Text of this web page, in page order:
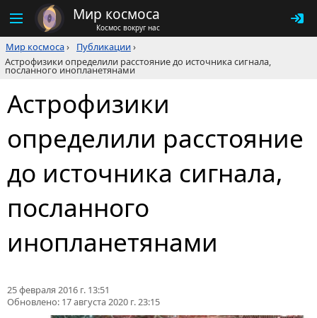
Мир космоса
Космос вокруг нас
Мир космоса› Публикации›
Астрофизики определили расстояние до источника сигнала,
посланного инопланетянами
Астрофизики
определили расстояние
до источника сигнала,
посланного
инопланетянами
25 февраля 2016 г. 13:51
Обновлено: 17 августа 2020 г. 23:15